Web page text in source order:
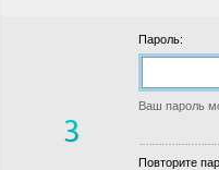
Пароль:
Ваш пароль
Повторите